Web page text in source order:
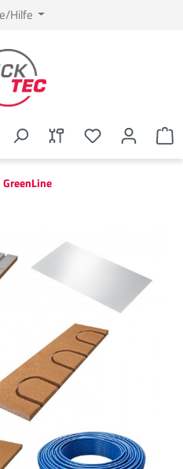
Hilfe
GreenLine